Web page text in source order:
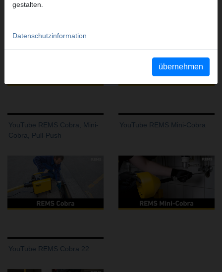
YouTube REMS Cobra, Mini-
Cobra, Pull-Push
YouTube REMS Mini-Cobra
YouTube REMS Cobra 22
gestalten.
Datenschutzinformation
übernehmen